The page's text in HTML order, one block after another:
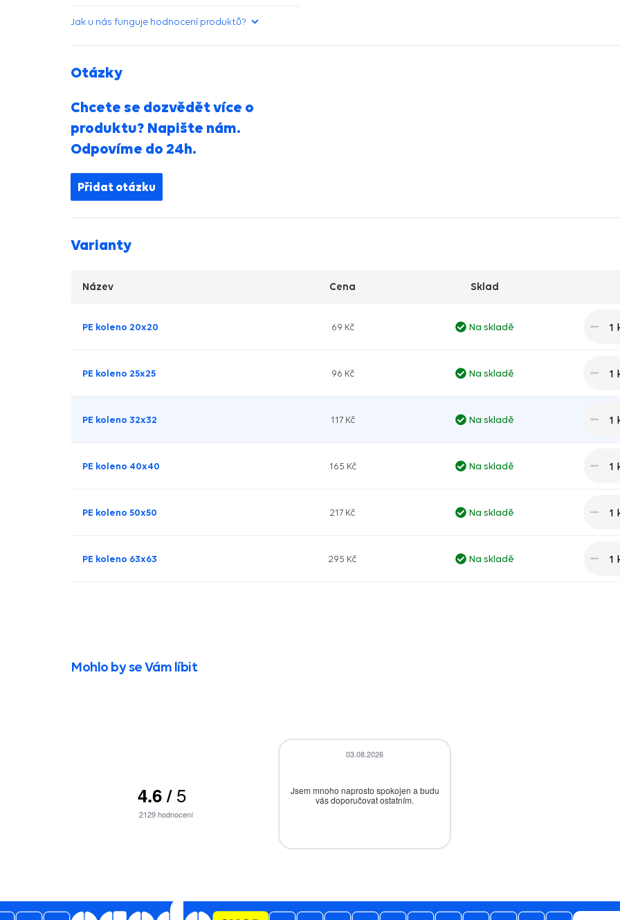
Jak u nás funguje hodnocení produktů?
Otázky
Chcete se dozvědět více o
produktu? Napište nám.
Odpovíme do 24h.
Přidat otázku
Varianty
Název Cena Sklad
PE koleno 20x20 69 Kč Na skladě 1
PE koleno 25x25 96 Kč Na skladě 1
PE koleno 32x32 117 Kč Na skladě 1
PE koleno 40x40 165 Kč Na skladě 1
PE koleno 50x50 217 Kč Na skladě 1
PE koleno 63x63 295 Kč Na skladě 1
Mohlo by se Vám líbit
4.6/5
2129hodnocení
rychlost, bezproblémovost
03.08.2026
Jsem mnoho naprosto spokojen a budu
vás doporučovat ostatním.